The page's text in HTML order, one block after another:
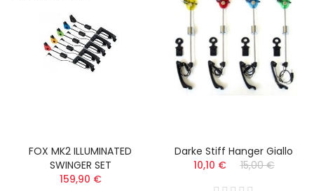
FOX MK2 ILLUMINATED
SWINGER SET
159,90 €
Darke Stiff Hanger Giallo
10,10 €
15,00 €